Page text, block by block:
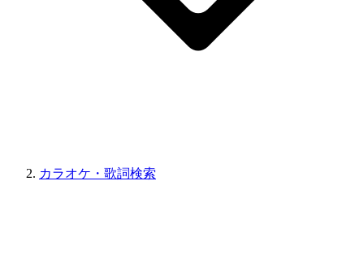
カラオケ・歌詞検索